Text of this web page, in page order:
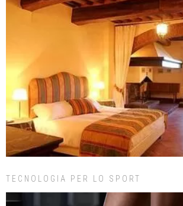
TECNOLOGIA PER LO SPORT